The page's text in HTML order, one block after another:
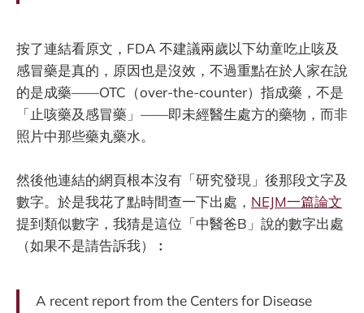
按了連結看原文，FDA 不建議兩歲以下幼童吃止咳及
感冒藥是真的，原因也是沒效，不過重點在於人家在說
的是成藥——OTC（over-the-counter）指成藥，不是
「止咳藥及感冒藥」——即未經醫生處方的藥物，而非
照片中那些藥丸藥水。
然後他連結的網頁根本沒有「研究發現」後那段文字及
數字。於是我花了點時間查一下出處， NEJM一篇論文
提到類似數字，我猜是這位「中醫爸B」說的數字出處
（如果不是請告訴我）︰
A recent report from the Centers for Disease